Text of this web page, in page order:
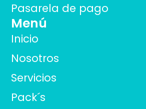
Pasarela de pago
Menú
Inicio
Nosotros
Servicios
Pack´s